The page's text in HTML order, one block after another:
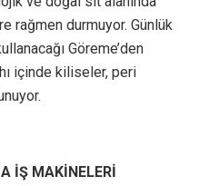
rağmen durmuyor. Günlük
Göreme’den
içinde kiliseler, peri
İŞ MAKİNELERİ